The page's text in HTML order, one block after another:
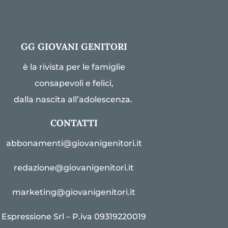
GG GIOVANI GENITORI
è la rivista per le famiglie
consapevoli e felici,
dalla nascita all’adolescenza.
CONTATTI
abbonamenti@giovanigenitori.it
redazione@giovanigenitori.it
marketing@giovanigenitori.it
Espressione Srl – P.iva 09319220019